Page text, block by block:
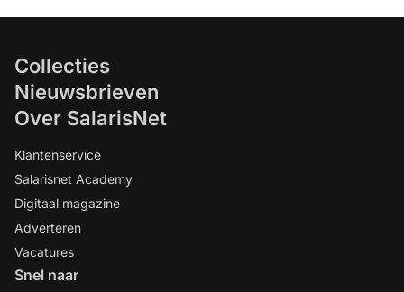
Collecties
Nieuwsbrieven
Over SalarisNet
Klantenservice
Salarisnet Academy
Digitaal magazine
Adverteren
Vacatures
Snel naar